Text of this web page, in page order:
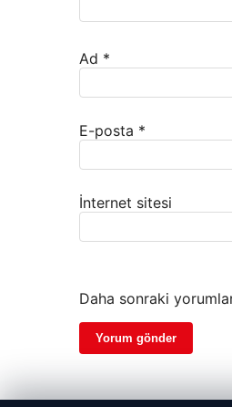
Ad *
E-posta *
İnternet sitesi
Daha sonraki